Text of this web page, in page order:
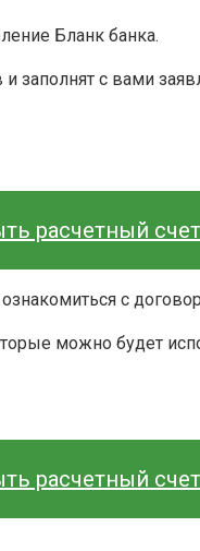
Бланк банка.
с вами
расчетный
с
можно будет
расчетный